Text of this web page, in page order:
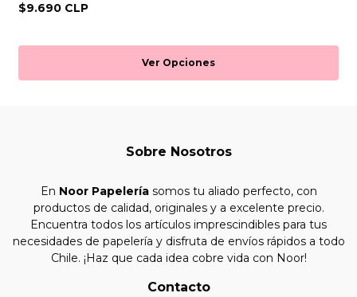
$9.690 CLP
Ver Opciones
Sobre Nosotros
En Noor Papeleríasomos tu aliado perfecto, con
productos de calidad, originales y a excelente precio.
Encuentra todos los artículos imprescindibles para tus
necesidades de papelería y disfruta de envíos rápidos a todo
Chile. ¡Haz que cada idea cobre vida con Noor!
Contacto